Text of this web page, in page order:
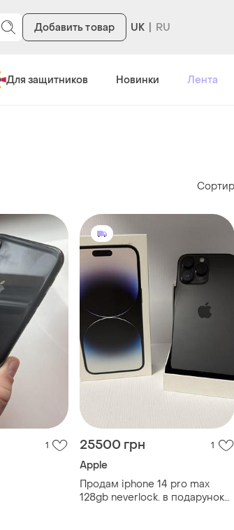
Добавить товар UK
Для защитников Новинки Лента
1 25500 грн 1
Apple
Продам iphone 14 pro max
128gb neverlock. в подарунок